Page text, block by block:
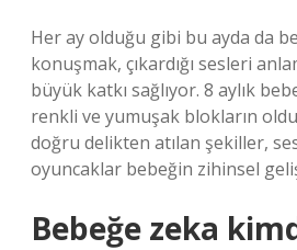
Her ay olduğu gibi bu ayda da
konuşmak, çıkardığı sesleri
büyük katkı sağlıyor. 8 aylık
renkli ve yumuşak blokların
doğru delikten atılan şekiller,
oyuncaklar bebeğin zihinsel
Bebeğe zeka